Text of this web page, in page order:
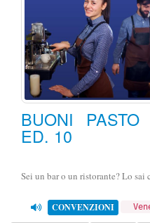
BUONI
ED. 10
Sei un bar o un ristorante? Lo sai
CONVENZIONI